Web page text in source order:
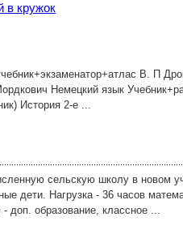
в кружок
В. П
Немецкий язык
История 2-е ...
сельскую школу в новом
дети. Нагрузка - 36 часов
доп. образование, классное ...